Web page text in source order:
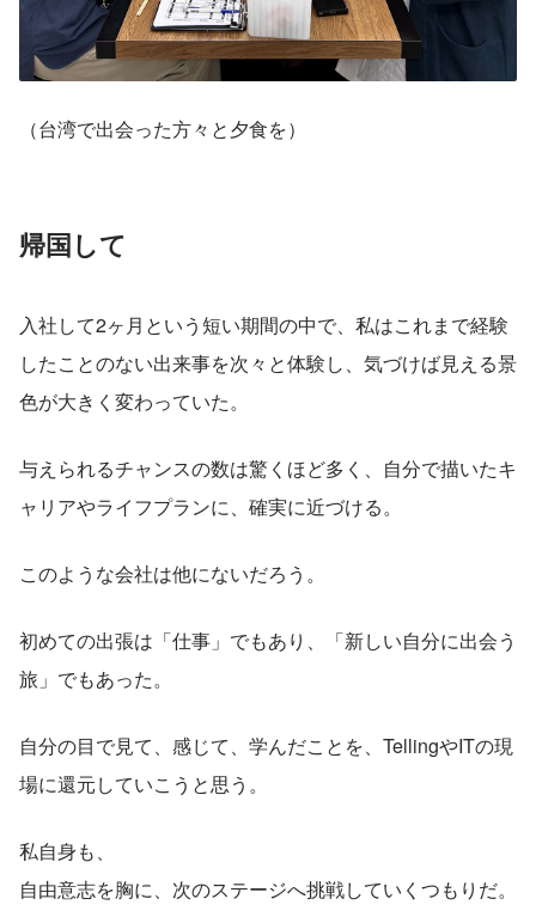
（台湾で出会った方々と夕食を）
帰国して
入社して2ヶ月という短い期間の中で、私はこれまで経験
したことのない出来事を次々と体験し、気づけば見える景
色が大きく変わっていた。
与えられるチャンスの数は驚くほど多く、自分で描いたキ
ャリアやライフプランに、確実に近づける。
このような会社は他にないだろう。
初めての出張は「仕事」でもあり、「新しい自分に出会う
旅」でもあった。
自分の目で見て、感じて、学んだことを、TellingやITの現
場に還元していこうと思う。
私自身も、
自由意志を胸に、次のステージへ挑戦していくつもりだ。